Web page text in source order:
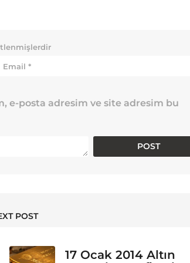
e-posta adresim ve site adresim bu
POST
17 Ocak 2014 Altın